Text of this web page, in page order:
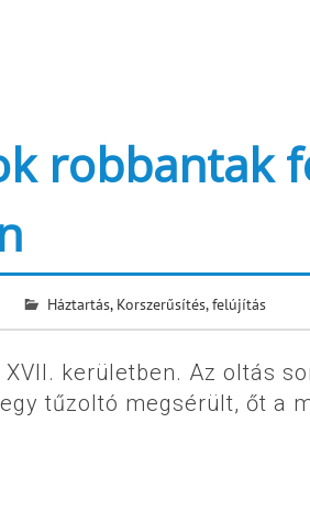
robbantak
Háztartás, Korszerűsítés, felújítás
kerületben. Az oltás
tűzoltó megsérült, őt a